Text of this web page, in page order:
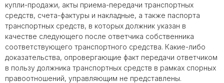
купли-продажи, акты приема-передачи транспортных
средств, счета-фактуры и накладные, а также паспорта
транспортных средств, в которых должник указан в
качестве следующего после ответчика собственника
соответствующего транспортного средства. Какие-либо
доказательства, опровергающие факт передачи ответчиком
в пользу должника транспортных средств в рамках спорных
правоотношений, управляющим не представлены.